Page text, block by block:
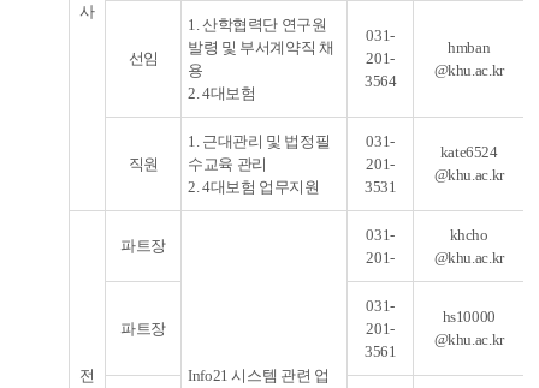
사
선임
1. 산학협력단 연구원
발령 및 부서계약직 채
용
2. 4대보험
031-
201-
3564
hmban
@khu.ac.kr
직원
1. 근대관리 및 법정필
수교육 관리
2. 4대보험 업무지원
031-
201-
3531
kate6524
@khu.ac.kr
전
파트장
Info21 시스템 관련 업
031-
201-
khcho
@khu.ac.kr
파트장
031-
201-
3561
hs10000
@khu.ac.kr